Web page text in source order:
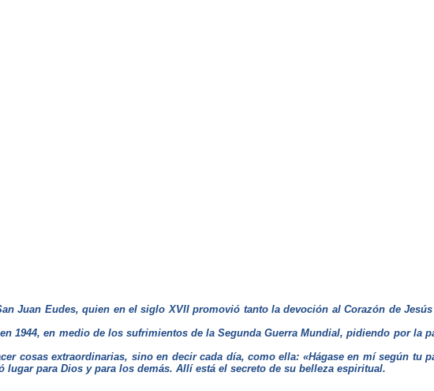
Juan Eudes, quien en el siglo XVII promovió tanto la devoción al Corazón de
1944, en medio de los sufrimientos de la Segunda Guerra Mundial, pidiendo por la
cosas extraordinarias, sino en decir cada día, como ella: «Hágase en mí según tu
para Dios y para los demás. Allí está el secreto de su belleza espiritual.